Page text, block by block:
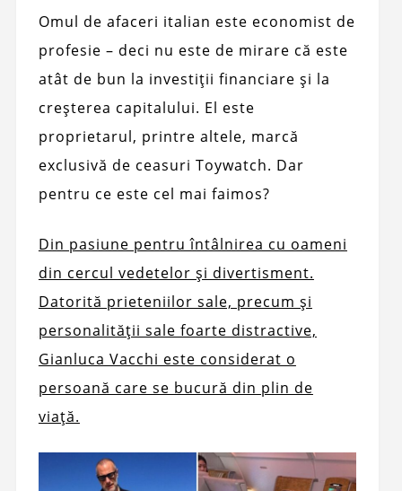
Omul de afaceri italian este economist de
profesie – deci nu este de mirare că este
atât de bun la investiții financiare și la
creșterea capitalului. El este
proprietarul, printre altele, marcă
exclusivă de ceasuri Toywatch. Dar
pentru ce este cel mai faimos?
Din pasiune pentru întâlnirea cu oameni
din cercul vedetelor și divertisment.
Datorită prieteniilor sale, precum și
personalității sale foarte distractive,
Gianluca Vacchi este considerat o
persoană care se bucură din plin de
viață.